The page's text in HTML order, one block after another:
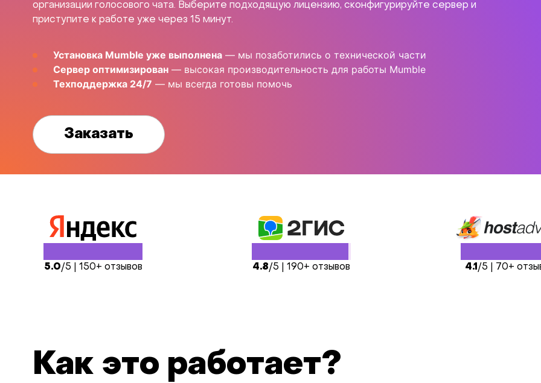
организации голосового чата. Выберите подходящую лицензию, сконфигурируйте сервер и
приступите к работе уже через 15 минут.
Установка Mumble уже выполнена — мы позаботились о технической части
Сервер оптимизирован — высокая производительность для работы Mumble
Техподдержка 24/7 — мы всегда готовы помочь
Заказать
5.0/5 | 150+ отзывов 4.8/5 | 190+ отзывов 4.1 /5 | 70+
Как это работает?